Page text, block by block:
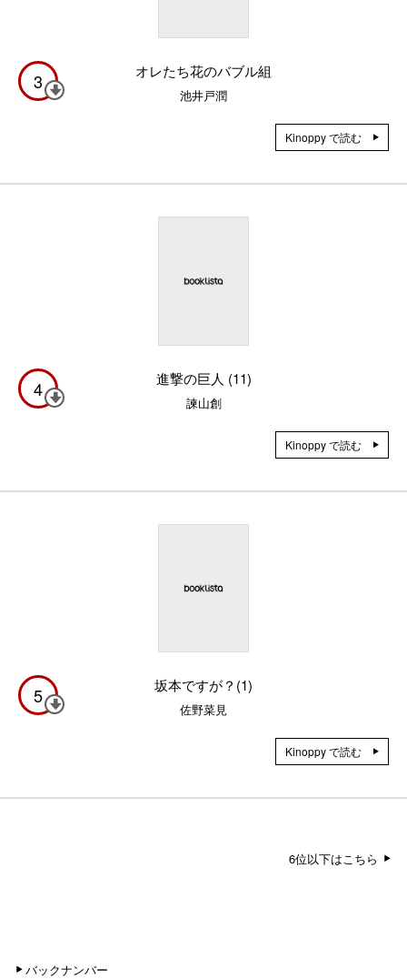
3 オレたち花のバブル組
池井戸潤
Kinoppy で読む
4 進撃の巨人 (11)
諫山創
Kinoppy で読む
5 坂本ですが？(1)
佐野菜見
Kinoppy で読む
6位以下はこちら
バックナンバー